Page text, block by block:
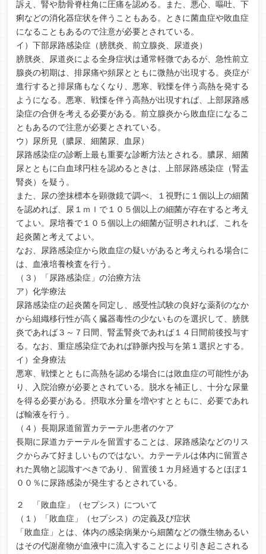
訴え、腎や肋骨脊柱角に圧痛を認める。また、悪心、嘔吐、下
痢などの消化器症状を伴うこともある。ときに菌血症や敗血症
になることもあるので注意が必要とされている。
イ）下部尿路感染症（膀胱炎、前立腺炎、尿道炎）
膀胱炎、尿道炎による全身症状は通常軽微であるが、急性前立
腺炎の初期は、排尿痛や頻尿とともに微熱が出現する。炎症が
進行すると排尿痛もなくなり、悪寒、戦慄を伴う高熱を発する
ようになる。悪寒、戦慄を伴う高熱が出現すれば、上部尿路感
染症の合併を考える必要がある。前立腺炎から敗血症になるこ
ともあるので注意が必要とされている。
ウ）尿所見（膿尿、細菌尿、血尿）
尿路感染症の診断上最も重要な診断方法とされる。膿尿、細菌
尿とともに白血球円柱を認めるときは、上部尿路感染症（腎盂
腎炎）を疑う。
また、尿の塗抹標本を顕微鏡で調べ、１視野に１個以上の細菌
を認めれば、尿１ｍｌで１０５個以上の細菌が存在すると考え
てよい。尿培養で１０５個以上の細菌が証明されれば、これを
起炎菌と考えてよい。
なお、尿路感染症から敗血症の疑いがあると考えられる場合に
は、血液培養検査を行う。
（３）「尿路感染症」の治療方法
ア）化学療法
尿路感染症の起炎菌を同定し、感受性試験の良好な薬剤のなか
から組織移行性が高く臓器毒性の少ないものを選択して、膀胱
炎であれば３～７日間、腎盂腎炎であれば１４日間前後投与す
る。なお、重症感染症であれば静脈内投与を第１選択とする。
イ）全身療法
悪寒、戦慄とともに高熱を認める場合には敗血症の可能性があ
り、入院治療が必要とされている。脱水を補正し、十分な尿量
を得る必要がある。摂取水分量を増やすとともに、必要であれ
ば輸液を行う。
（４）長期尿道留置カテーテル患者のケア
長期に尿道カテーテルを留置することは、尿路感染などのリス
クからみて好ましいものではない。カテーテルは体内に留置さ
れた異物と認識すべきであり、留置後１カ月経過するとほぼ１
００％に尿路感染が発生するとされている。
２ 「敗血症」（セプシス）について
（１）「敗血症」（セプシス）の定義及び症状
「敗血症」とは、体内の感染病巣から細菌などの微生物あるい
はその代謝産物が血液中に流入することにより引き起こされる